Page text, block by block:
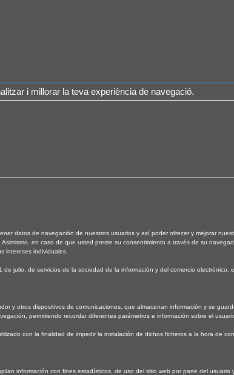
i millorar la teva experiència de navegació.
datos de navegación de nuestros usuarios y así poder ofrecer y mejorar
en caso de que usted preste su consentimiento a través de su
intereses individuales.
julio, de servicios de la sociedad de la información y del comercio electrónico,
y otros dispositivos de comunicaciones, que almacenan información y se
permitiendo recordar diferentes parámetros e información sobre el
con la finalidad de impedir la instalación de dichos ficheros a la hora de
información con fines estadísticos, de uso del sitio web por parte del